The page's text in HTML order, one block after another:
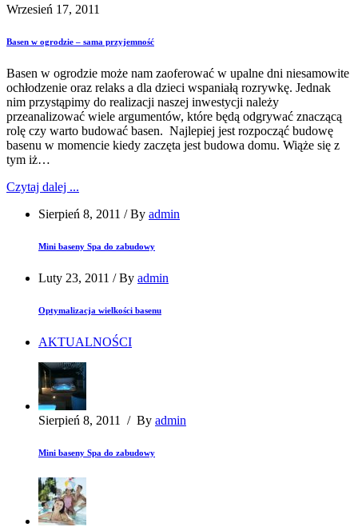
Wrzesień 17, 2011
Basen w ogrodzie – sama przyjemność
Basen w ogrodzie może nam zaoferować w upalne dni niesamowite
ochłodzenie oraz relaks a dla dzieci wspaniałą rozrywkę. Jednak
nim przystąpimy do realizacji naszej inwestycji należy
przeanalizować wiele argumentów, które będą odgrywać znaczącą
rolę czy warto budować basen. Najlepiej jest rozpocząć budowę
basenu w momencie kiedy zaczęta jest budowa domu. Wiąże się z
tym iż…
Czytaj dalej ...
Sierpień 8, 2011 /By admin
Mini baseny Spa do zabudowy
Luty 23, 2011 /By admin
Optymalizacja wielkości basenu
AKTUALNOŚCI
Sierpień 8, 2011 / By admin
Mini baseny Spa do zabudowy